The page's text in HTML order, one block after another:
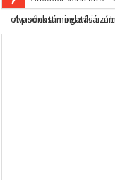
E-cigi használati
A podcast mindenki számára elérhető, de ehhez szükség van minél több olvasónk támogatására.